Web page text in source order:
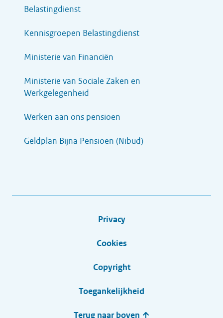
Belastingdienst
Kennisgroepen Belastingdienst
Ministerie van Financiën
Ministerie van Sociale Zaken en
Werkgelegenheid
Werken aan ons pensioen
Geldplan Bijna Pensioen (Nibud)
Privacy
Cookies
Copyright
Toegankelijkheid
Terug naar boven